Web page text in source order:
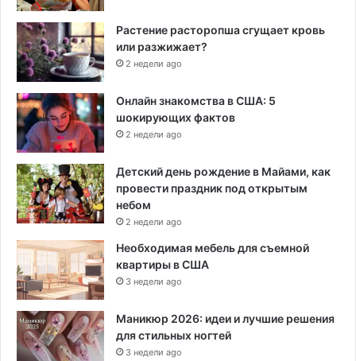
Растение расторопша сгущает кровь
или разжижает?
2 недели ago
Онлайн знакомства в США: 5
шокирующих фактов
2 недели ago
Детский день рождение в Майами, как
провести праздник под открытым
небом
2 недели ago
Необходимая мебель для съемной
квартиры в США
3 недели ago
Маникюр 2026: идеи и лучшие решения
для стильных ногтей
3 недели ago